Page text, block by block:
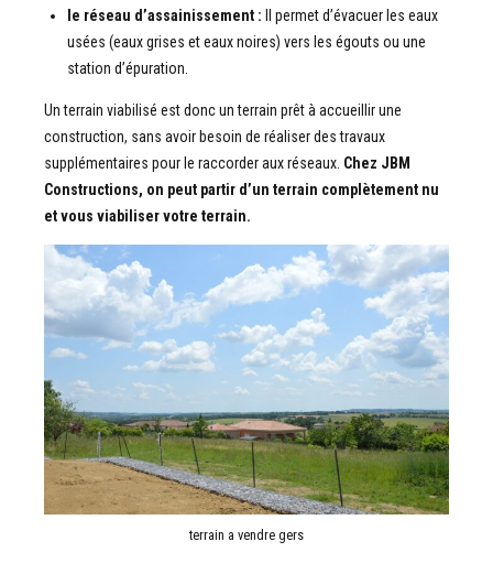
le réseau d’assainissement :
Il permet d’évacuer les eaux
usées (eaux grises et eaux noires) vers les égouts ou une
station d’épuration.
Un terrain viabilisé est donc un terrain prêt à accueillir une
construction, sans avoir besoin de réaliser des travaux
supplémentaires pour le raccorder aux réseaux. Chez JBM
Constructions, on peut partir d’un terrain complètement nu
et vous viabiliser votre terrain.
terrain a vendre gers